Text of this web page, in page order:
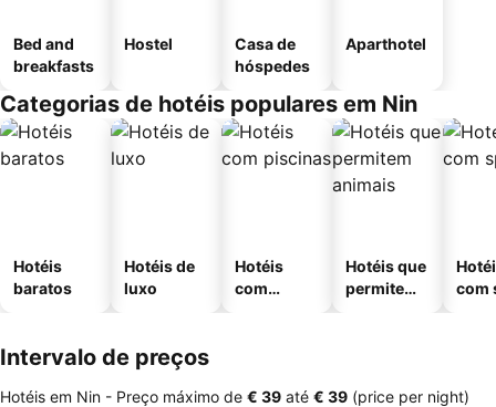
Bed and
breakfasts
Hostel
Casa de
hóspedes
Aparthotel
Categorias de hotéis populares em Nin
Hotéis
baratos
Hotéis de
luxo
Hotéis
com
Hotéis que
permitem
com
Intervalo de preços
Hotéis em Nin - Preço máximo de ‎€ 39 até ‎€ 39 (price per night)